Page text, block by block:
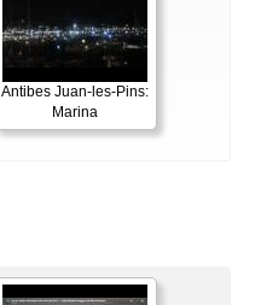
Antibes Juan-les-Pins:
Marina